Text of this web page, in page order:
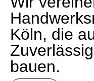
Köln, die
bauen.